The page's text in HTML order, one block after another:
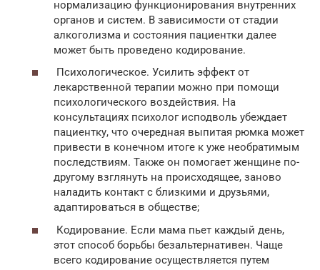
нормализацию функционирования внутренних
органов и систем. В зависимости от стадии
алкоголизма и состояния пациентки далее
может быть проведено кодирование.
Психологическое. Усилить эффект от
лекарственной терапии можно при помощи
психологического воздействия. На
консультациях психолог исподволь убеждает
пациентку, что очередная выпитая рюмка может
привести в конечном итоге к уже необратимым
последствиям. Также он помогает женщине по-
другому взглянуть на происходящее, заново
наладить контакт с близкими и друзьями,
адаптироваться в обществе;
Кодирование. Если мама пьет каждый день,
этот способ борьбы безальтернативен. Чаще
всего кодирование осуществляется путем